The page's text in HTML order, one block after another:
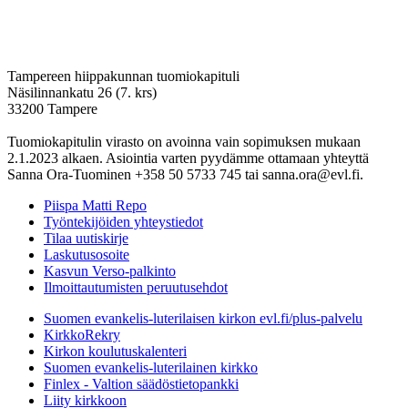
Tampereen hiippakunnan tuomiokapituli
Näsilinnankatu 26 (7. krs)
33200 Tampere
Tuomiokapitulin virasto on avoinna vain sopimuksen mukaan
2.1.2023 alkaen. Asiointia varten pyydämme ottamaan yhteyttä
Sanna Ora-Tuominen +358 50 5733 745 tai sanna.ora@evl.fi.
Piispa Matti Repo
Työntekijöiden yhteystiedot
Tilaa uutiskirje
Laskutusosoite
Kasvun Verso-palkinto
Ilmoittautumisten peruutusehdot
Suomen evankelis-luterilaisen kirkon evl.fi/plus-palvelu
KirkkoRekry
Kirkon koulutuskalenteri
Suomen evankelis-luterilainen kirkko
Finlex - Valtion säädöstietopankki
Liity kirkkoon